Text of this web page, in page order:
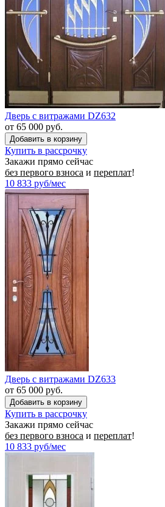
Дверь с витражами DZ632
от 65 000 руб.
Купить в рассрочку
Закажи прямо сейчас
без первого взноса и переплат!
10 833 руб/мес
Дверь с витражами DZ633
от 65 000 руб.
Купить в рассрочку
Закажи прямо сейчас
без первого взноса и переплат!
10 833 руб/мес